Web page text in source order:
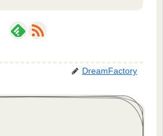
DreamFactory